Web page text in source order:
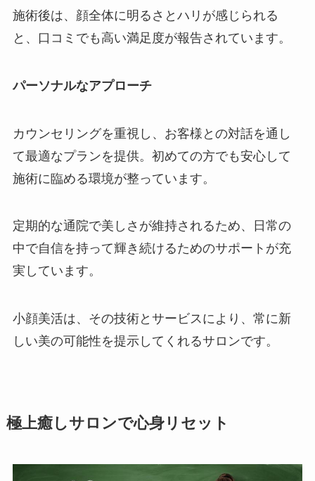
施術後は、顔全体に明るさとハリが感じられる
と、口コミでも高い満足度が報告されています。
パーソナルなアプローチ
カウンセリングを重視し、お客様との対話を通し
て最適なプランを提供。初めての方でも安心して
施術に臨める環境が整っています。
定期的な通院で美しさが維持されるため、日常の
中で自信を持って輝き続けるためのサポートが充
実しています。
小顔美活は、その技術とサービスにより、常に新
しい美の可能性を提示してくれるサロンです。
極上癒しサロンで心身リセット